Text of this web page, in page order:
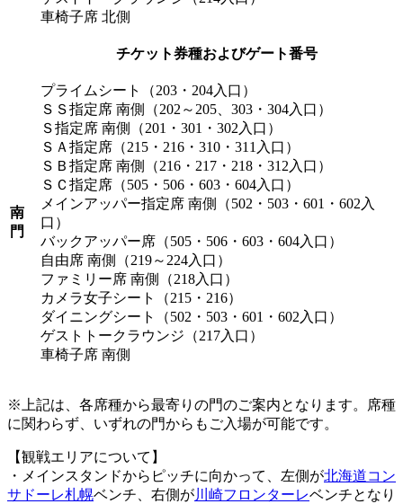
車椅子席 北側
チケット券種およびゲート番号
南
門
プライムシート（203・204入口）
ＳＳ指定席 南側（202～205、303・304入口）
Ｓ指定席 南側（201・301・302入口）
ＳＡ指定席（215・216・310・311入口）
ＳＢ指定席 南側（216・217・218・312入口）
ＳＣ指定席（505・506・603・604入口）
メインアッパー指定席 南側（502・503・601・602入
口）
バックアッパー席（505・506・603・604入口）
自由席 南側（219～224入口）
ファミリー席 南側（218入口）
カメラ女子シート（215・216）
ダイニングシート（502・503・601・602入口）
ゲストトークラウンジ（217入口）
車椅子席 南側
※上記は、各席種から最寄りの門のご案内となります。席種
に関わらず、いずれの門からもご入場が可能です。
【観戦エリアについて】
・メインスタンドからピッチに向かって、左側が北海道コン
サドーレ札幌ベンチ、右側が川崎フロンターレベンチとなり